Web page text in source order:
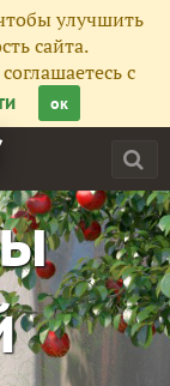
улучшить
сайта.
с
ок